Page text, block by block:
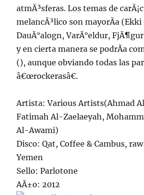
atmÃ³sferas. Los temas de
melancÃ³lico son mayorÃ­a
DauÃ°alogn, VarÃ°eldur,
y en cierta manera se podrÃ­a
(), aunque obviando todas las
â€œrockerasâ€.
Artista: Various Artists(Ahmad
Fatimah Al-Zaelaeyah,
Al-Awami)
Disco: Qat, Coffee & Cambus,
Yemen
Sello: Parlotone
AÃ±o: 2012